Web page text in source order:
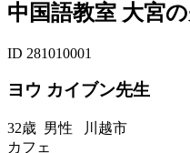
中国語教室 大宮
ID 281010001
ヨウ カイブン先生
32歳 男性 川越市
カフェ